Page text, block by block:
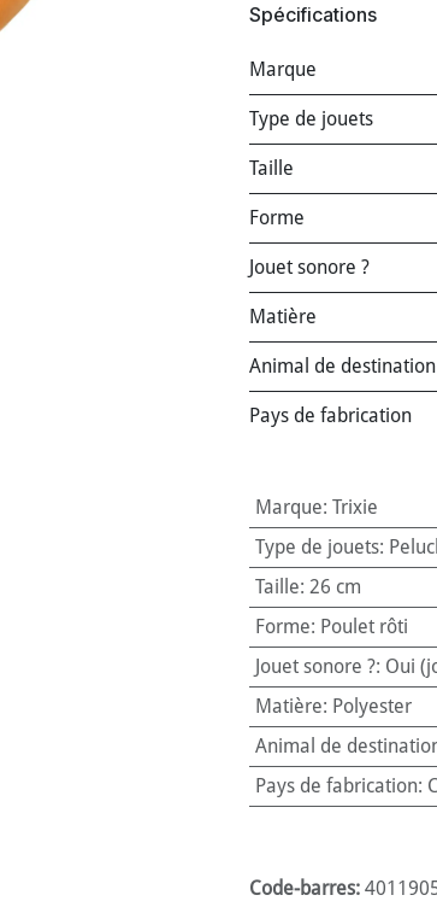
Spécifications
Marque
Type de jouets
Taille
Forme
Jouet sonore ?
Matière
Animal de destination
Pays de fabrication
Marque: Trixie
Type de jouets:
Taille: 26 cm
Forme: Poulet rôti
Jouet sonore ?: Oui
Matière: Polyester
Animal de
Pays de fabrication:
Code-barres: